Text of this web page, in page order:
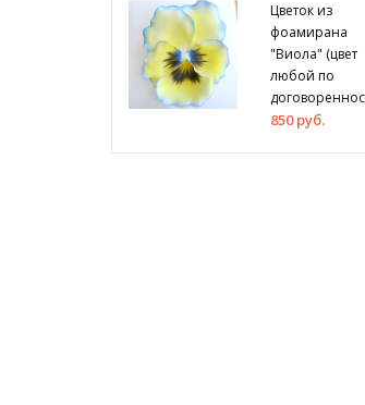
Цветок из
фоамирана
"Виола" (цвет
любой по
850 руб.